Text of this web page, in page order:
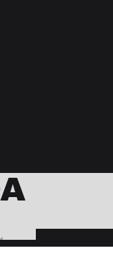
BUSCAR